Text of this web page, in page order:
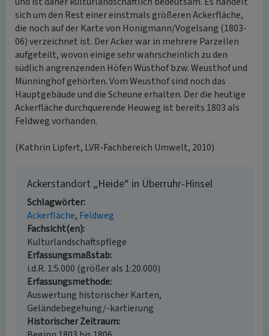
sich um den Rest einer einstmals größeren Ackerfläche,
die noch auf der Karte von Honigmann/Vogelsang (1803-
06) verzeichnet ist. Der Acker war in mehrere Parzellen
aufgeteilt, wovon einige sehr wahrscheinlich zu den
südlich angrenzenden Höfen Wüsthof bzw. Weusthof und
Münninghof gehörten. Vom Weusthof sind noch das
Hauptgebäude und die Scheune erhalten. Der die heutige
Ackerfläche durchquerende Heuweg ist bereits 1803 als
Feldweg vorhanden.
(Kathrin Lipfert, LVR-Fachbereich Umwelt, 2010)
Ackerstandort „Heide“ in Überruhr-Hinsel
Schlagwörter
Ackerfläche Feldweg
Fachsicht(en)
Kulturlandschaftspflege
Erfassungsmaßstab
i.d.R. 1:5.000 (größer als 1:20.000)
Erfassungsmethode
Auswertung historischer Karten,
Geländebegehung/-kartierung
Historischer Zeitraum